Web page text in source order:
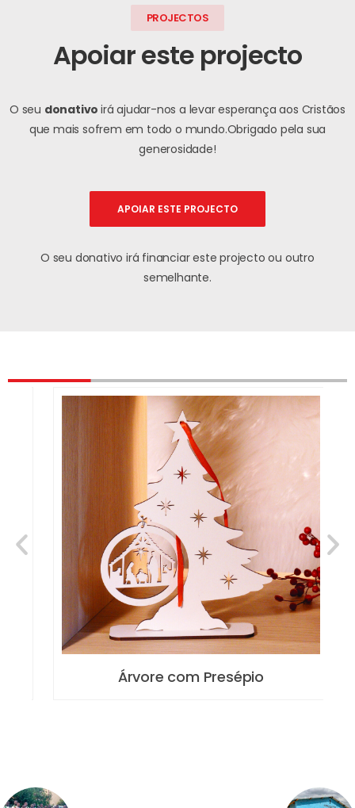
PROJECTOS
Apoiar este projecto
O seu donativo irá ajudar-nos a levar esperança aos Cristãos
que mais sofrem em todo o mundo.Obrigado pela sua
generosidade!
APOIAR ESTE PROJECTO
O seu donativo irá financiar este projecto ou outro
semelhante.
Árvore com Presépio